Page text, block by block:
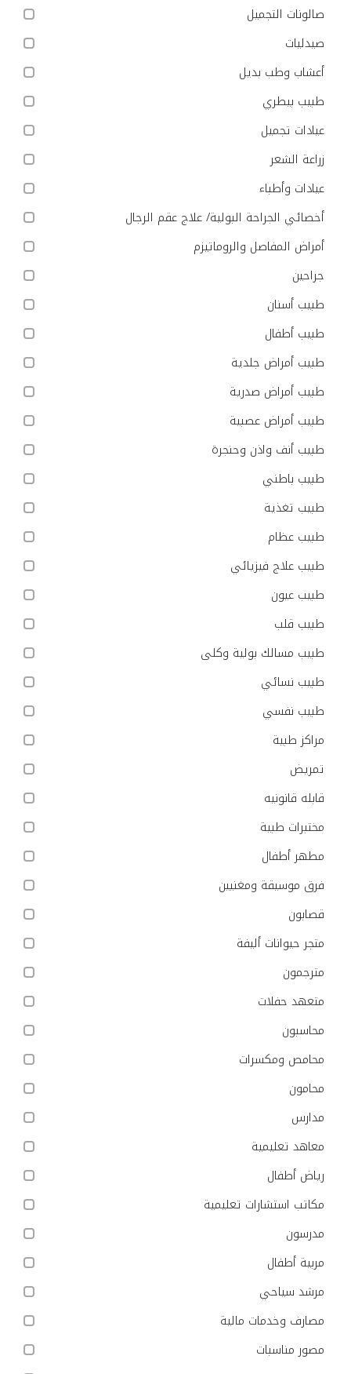
صالونات التجميل
صيدليات
أعشاب وطب بديل
طبيب بيطري
عيادات تجميل
زراعة الشعر
عيادات وأطباء
أخصائي الجراحة البولية/ علاج عقم الرجال
أمراض المفاصل والروماتيزم
جراحين
طبيب أسنان
طبيب أطفال
طبيب أمراض جلدية
طبيب أمراض صدرية
طبيب أمراض عصبية
طبيب أنف واذن وحنجرة
طبيب باطني
طبيب تغذية
طبيب عظام
طبيب علاج فيزيائي
طبيب عيون
طبيب قلب
طبيب مسالك بولية وكلى
طبيب نسائي
طبيب نفسي
مراكز طبية
تمريض
قابله قانونيه
مختبرات طبية
مطهر أطفال
فرق موسيقة ومغنيين
قصابون
متجر حيوانات أليفة
مترجمون
متعهد حفلات
محاسبون
محامص ومكسرات
محامون
مدارس
معاهد تعليمية
رياض أطفال
مكاتب استشارات تعليمية
مدرسون
مربية أطفال
مرشد سياحي
مصارف وخدمات مالية
مصور مناسبات